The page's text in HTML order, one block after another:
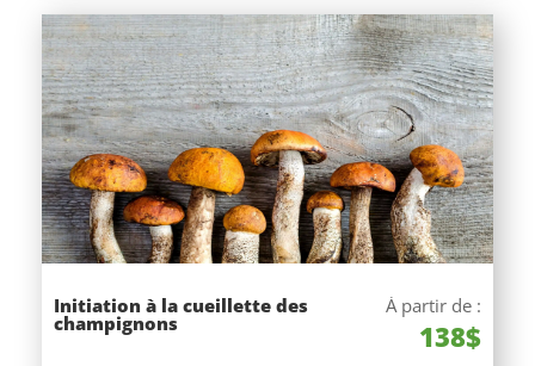
Initiation à la cueillette des
champignons
À partir de :
138$